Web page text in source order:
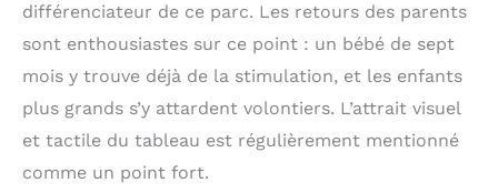
sécurisé pour que
votre tout-petit
puisse jouer et
explorer. Maximisez le
plaisir et
tableau noir
différenciateur de ce parc. Les retours des parents
sont enthousiastes sur ce point : un bébé de sept
mois y trouve déjà de la stimulation, et les enfants
plus grands s’y attardent volontiers. L’attrait visuel
et tactile du tableau est régulièrement mentionné
comme un point fort.